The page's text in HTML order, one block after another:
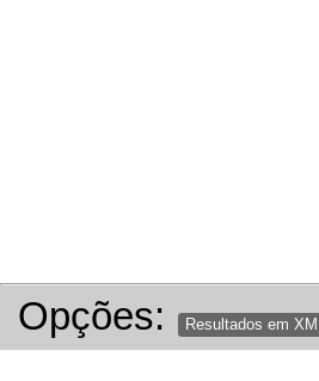
Opções: Resultados em XML